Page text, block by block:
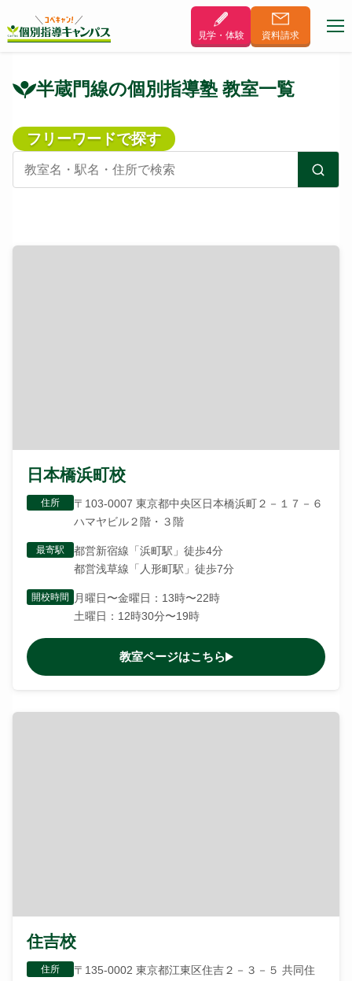
見学・体験 資料請求
半蔵門線の個別指導塾 教室一覧
フリーワードで探す
日本橋浜町校
住所
〒103-0007 東京都中央区日本橋浜町２－１７－６
ハマヤビル２階・３階
最寄駅
都営新宿線「浜町駅」徒歩4分
都営浅草線「人形町駅」徒歩7分
開校時間
月曜日〜金曜日：13時〜22時
土曜日：12時30分〜19時
教室ページはこちら
住吉校
住所
〒135-0002 東京都江東区住吉２－３－５ 共同住